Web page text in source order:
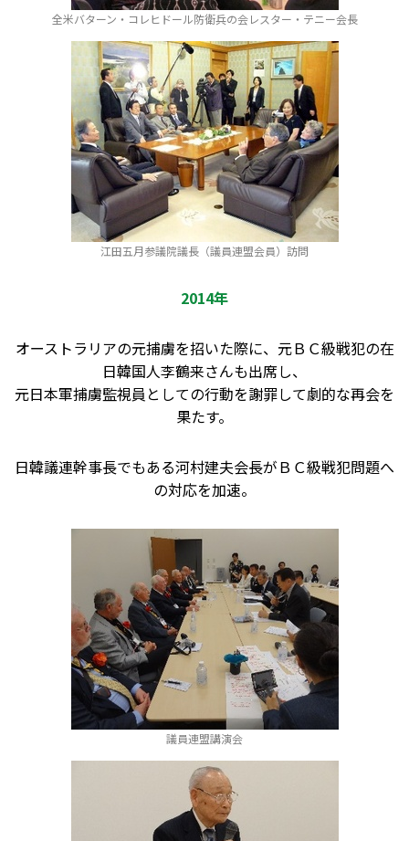
全米バターン・コレヒドール防衛兵の会レスター・テニー会長
江田五月参議院議長（議員連盟会員）訪問
2014年
オーストラリアの元捕虜を招いた際に、元ＢＣ級戦犯の在
日韓国人李鶴来さんも出席し、
元日本軍捕虜監視員としての行動を謝罪して劇的な再会を
果たす。
日韓議連幹事長でもある河村建夫会長がＢＣ級戦犯問題へ
の対応を加速。
議員連盟講演会